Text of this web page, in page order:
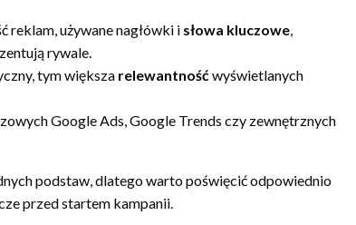
reklam, używane nagłówki i słowa kluczowe,
rywale.
tym większa relewantnośćwyświetlanych
Google Ads, Google Trends czy zewnętrznych
podstaw, dlatego warto poświęcić odpowiednio
przed startem kampanii.